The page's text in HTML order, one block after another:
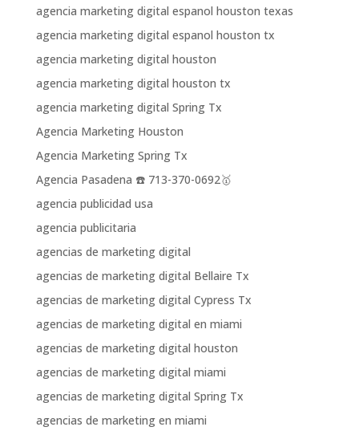
agencia marketing digital espanol houston texas
agencia marketing digital espanol houston tx
agencia marketing digital houston
agencia marketing digital houston tx
agencia marketing digital Spring Tx
Agencia Marketing Houston
Agencia Marketing Spring Tx
Agencia Pasadena ☎️ 713-370-0692🥇
agencia publicidad usa
agencia publicitaria
agencias de marketing digital
agencias de marketing digital Bellaire Tx
agencias de marketing digital Cypress Tx
agencias de marketing digital en miami
agencias de marketing digital houston
agencias de marketing digital miami
agencias de marketing digital Spring Tx
agencias de marketing en miami